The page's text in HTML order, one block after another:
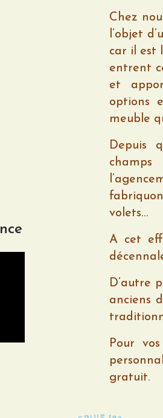
Chez
l’objet
car il est
entrent
et
options
meuble
Depuis
volets…
A cet
D’autre
anciens
Pour
gratuit.